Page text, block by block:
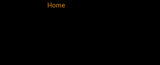
Home